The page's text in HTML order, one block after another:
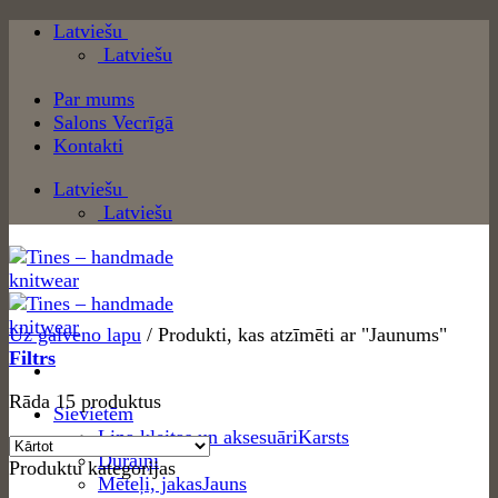
Skip Latviešu
Latviešu
Par mums
Salons Vecrīgā
Kontakti
Latviešu
Latviešu
Sievietēm
Lina kleitas un aksesuāri
Dūraiņi
Mēteļi, jakas
Uz galveno lapu / Produkti, kas atzīmēti ar "Jaunums"
Filtrs
Rāda 15 produktus
Produktu kategorijas